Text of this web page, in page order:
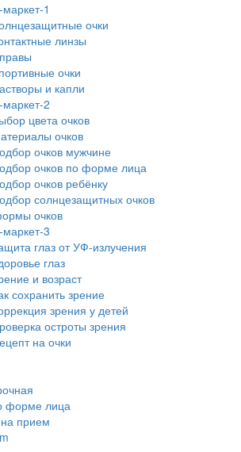
1
очки
линзы
очки
и капли
2
цвета очков
очков
очков мужчине
очков по форме лица
очков ребёнку
солнцезащитных очков
очков
3
глаз от УФ-излучения
глаз
и возраст
сохранить зрение
зрения у детей
остроты зрения
на очки
форме лица
прием